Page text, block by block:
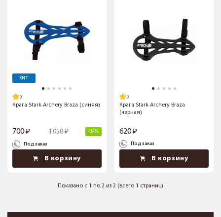
ХИТ
Крага Stark Archery Braza (синяя)
700 1 050 -34%
Под заказ
В корзину
Крага Stark Archery Braza
(черная)
620
Под заказ
В корзину
Показано с 1 по 2 из 2 (всего 1 страниц)